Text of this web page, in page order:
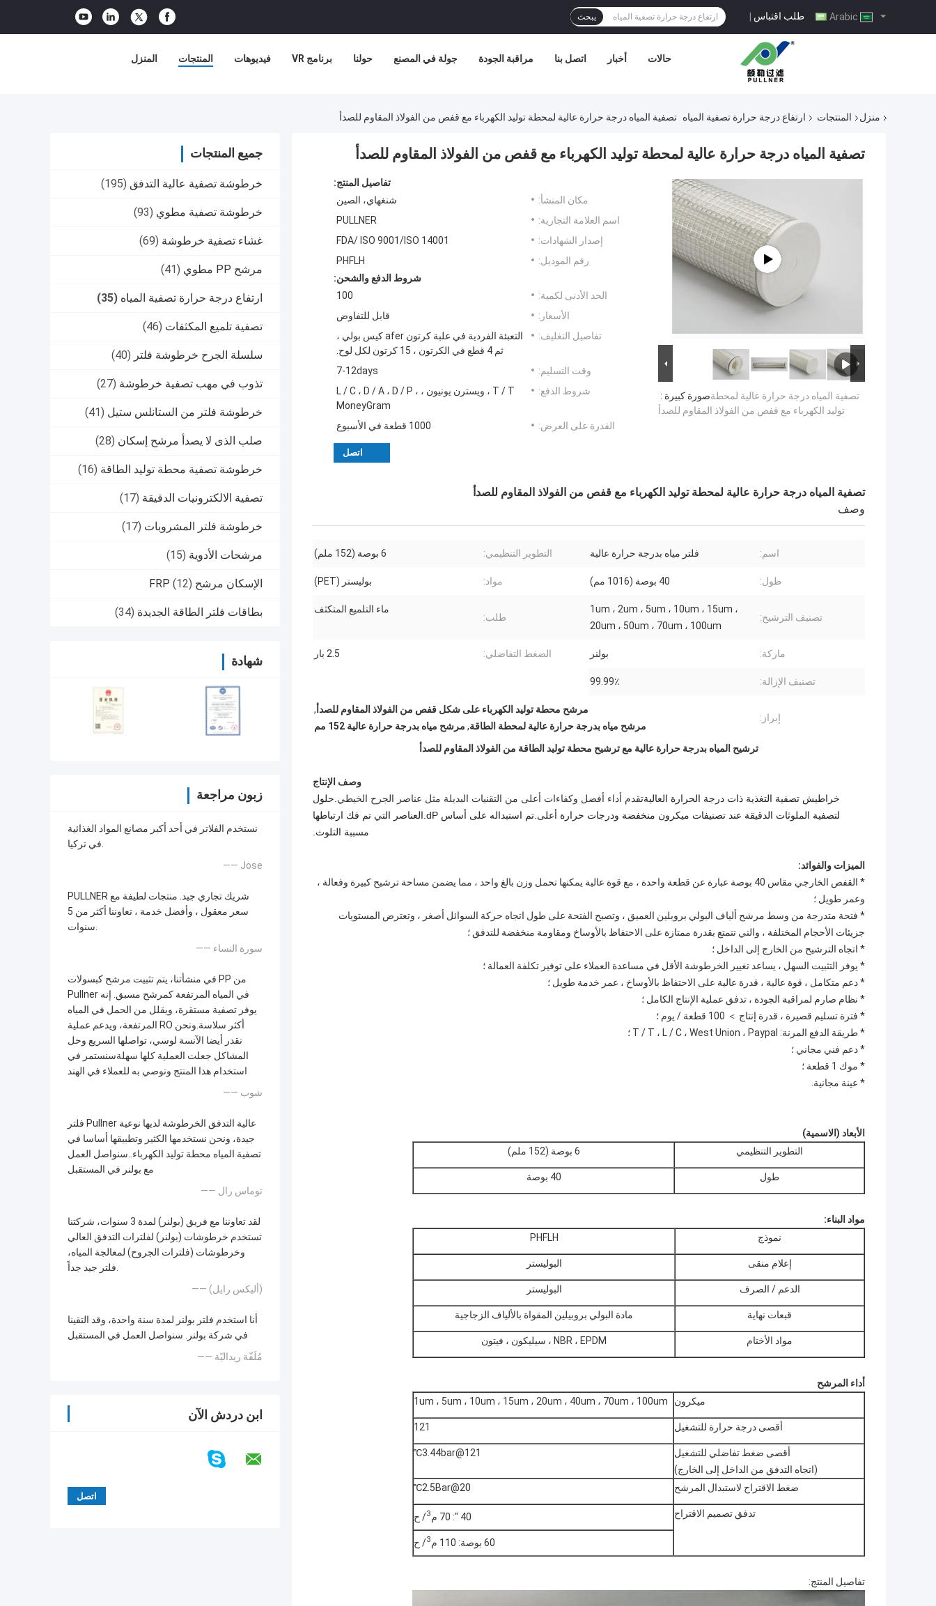
طلب اقتباس | يبحث
المنزل المنتجات فيديوهات برنامج VR حولنا جولة في المصنع مراقبة الجودة اتصل بنا أخبار حالات
منزل المنتجات ارتفاع درجة حرارة تصفية المياه تصفية المياه درجة حرارة عالية لمحطة توليد الكهرباء مع قفص من الفولاذ المقاوم للصدأ
جميع المنتجات
خرطوشة تصفية عالية التدفق (195)
خرطوشة تصفية مطوي (93)
غشاء تصفية خرطوشة (69)
مرشح PP مطوي (41)
ارتفاع درجة حرارة تصفية المياه (35)
تصفية تلميع المكثفات (46)
سلسلة الجرح خرطوشة فلتر (40)
تذوب في مهب تصفية خرطوشة (27)
خرطوشة فلتر من الستانلس ستيل (41)
صلب الذى لا يصدأ مرشح إسكان (28)
خرطوشة تصفية محطة توليد الطاقة (16)
تصفية الالكترونيات الدقيقة (17)
خرطوشة فلتر المشروبات (17)
مرشحات الأدوية (15)
الإسكان مرشح FRP (12)
بطاقات فلتر الطاقة الجديدة (34)
شهادة
زبون مراجعة
نستخدم الفلاتر في أحد أكبر مصانع المواد الغذائية
في تركيا.
—— Jose
PULLNER شريك تجاري جيد. منتجات لطيفة مع
سعر معقول ، وأفضل خدمة ، تعاوننا أكثر من 5
سنوات.
—— سورة النساء
في منشأتنا، يتم تثبيت مرشح كبسولات PP من
Pullner في المياه المرتفعة كمرشح مسبق. إنه
يوفر تصفية مستقرة، ويقلل من الحمل في المياه
المرتفعة، ويدعم عملية RO أكثر سلاسة.ونحن
نقدر أيضا الآنسة لوسي، تواصلها السريع وحل
المشاكل جعلت العملية كلها سهلةسنستمر في
استخدام هذا المنتج ونوصي به للعملاء في الهند
—— شوب
فلتر Pullner عالية التدفق الخرطوشة لديها نوعية
جيدة، ونحن نستخدمها الكثير وتطبيقها أساسا في
تصفية المياه محطة توليد الكهرباء..سنواصل العمل
مع بولنر في المستقبل
—— توماس رال
لقد تعاوننا مع فريق (بولنر) لمدة 3 سنوات، شركتنا
تستخدم خرطوشات (بولنر) لفلترات التدفق العالي
وخرطوشات (فلترات الجروح) لمعالجة المياه،
فلتر جيد جداً.
—— (أليكس رايل)
أنا استخدم فلتر بولنر لمدة سنة واحدة، وقد التقينا
في شركة بولنر. سنواصل العمل في المستقبل
—— مُلَفّة ريداليّة
ابن دردش الآن
تصفية المياه درجة حرارة عالية لمحطة توليد الكهرباء مع قفص من الفولاذ المقاوم للصدأ
صورة كبيرة :تصفية المياه درجة حرارة عالية لمحطة
توليد الكهرباء مع قفص من الفولاذ المقاوم للصدأ
تفاصيل المنتج:
مكان المنشأ:
شنغهاي، الصين
اسم العلامة التجارية:
PULLNER
إصدار الشهادات:
FDA/ ISO 9001/ISO 14001
رقم الموديل:
PHFLH
شروط الدفع والشحن:
الحد الأدنى لكمية:
100
الأسعار:
قابل للتفاوض
تفاصيل التغليف:
التعبئة الفردية في علبة كرتون afer كيس بولي ،
ثم 4 قطع في الكرتون ، 15 كرتون لكل لوح.
وقت التسليم:
7-12days
شروط الدفع:
T / T ، ويسترن يونيون ، L / C ، D / A ، D / P ،
MoneyGram
القدرة على العرض:
1000 قطعة في الأسبوع
اتصل
تصفية المياه درجة حرارة عالية لمحطة توليد الكهرباء مع قفص من الفولاذ المقاوم للصدأ
وصف
اسم: فلتر مياه بدرجة حرارة عالية التطوير التنظيمي: 6 بوصة (152 ملم)
طول: 40 بوصة (1016 مم) مواد: بوليستر (PET)
تصنيف الترشيح:
1um ، 2um ، 5um ، 10um ، 15um ،
20um ، 50um ، 70um ، 100um
طلب:
ماء التلميع المتكثف
ماركة: بولنر الضغط التفاضلي: 2.5 بار
تصنيف الإزالة: 99.99٪
إبراز:
مرشح محطة توليد الكهرباء على شكل قفص من الفولاذ المقاوم للصدأ ,
مرشح مياه بدرجة حرارة عالية لمحطة الطاقة, مرشح مياه بدرجة حرارة عالية 152 مم
ترشيح المياه بدرجة حرارة عالية مع ترشيح محطة توليد الطاقة من الفولاذ المقاوم للصدأ
وصف الإنتاج
خراطيش تصفية التغذية ذات درجة الحرارة العاليةتقدم أداء أفضل وكفاءات أعلى من التقنيات البديلة مثل عناصر الجرح الخيطي.حلول
لتصفية الملوثات الدقيقة عند تصنيفات ميكرون منخفضة ودرجات حرارة أعلى.تم استبداله على أساس dP.العناصر التي تم فك ارتباطها
مسببة التلوث.
الميزات والفوائد:
* القفص الخارجي مقاس 40 بوصة عبارة عن قطعة واحدة ، مع قوة عالية يمكنها تحمل وزن بالغ واحد ، مما يضمن مساحة ترشيح كبيرة وفعالة ،
وعمر طويل ؛
* فتحة متدرجة من وسط مرشح ألياف البولي بروبلين العميق ، وتصبح الفتحة على طول اتجاه حركة السوائل أصغر ، وتعترض المستويات
جزيئات الأحجام المختلفة ، والتي تتمتع بقدرة ممتازة على الاحتفاظ بالأوساخ ومقاومة منخفضة للتدفق ؛
* اتجاه الترشيح من الخارج إلى الداخل ؛
* يوفر التثبيت السهل ، يساعد تغيير الخرطوشة الأقل في مساعدة العملاء على توفير تكلفة العمالة ؛
* دعم متكامل ، قوة عالية ، قدرة عالية على الاحتفاظ بالأوساخ ، عمر خدمة طويل ؛
* نظام صارم لمراقبة الجودة ، تدفق عملية الإنتاج الكامل ؛
* فترة تسليم قصيرة ، قدرة إنتاج ＞ 100 قطعة / يوم ؛
* طريقة الدفع المرنة: T / T ، L / C ، West Union ، Paypal ؛
* دعم فني مجاني ؛
* موك 1 قطعة ؛
* عينة مجانية.
الأبعاد (الاسمية)
التطوير التنظيمي
6 بوصة (152 ملم)
طول 40 بوصة
مواد البناء:
نموذج
PHFLH
إعلام منقى البوليستر
الدعم / الصرف البوليستر
قبعات نهاية مادة البولي بروبيلين المقواة بالألياف الزجاجية
مواد الأختام NBR ، EPDM ، سيليكون ، فيتون
أداء المرشح
ميكرون
1um ، 5um ، 10um ، 15um ، 20um ، 40um ، 70um ، 100um
أقصى درجة حرارة للتشغيل 121
أقصى ضغط تفاضلي للتشغيل
(اتجاه التدفق من الداخل إلى الخارج)
3.44bar@121℃
ضغط الاقتراح لاستبدال المرشح 2.5Bar@20℃
تدفق تصميم الاقتراح 40 ": 70 م 3/ ح
60 بوصة: 110 م 3/ ح
تفاصيل المنتج: